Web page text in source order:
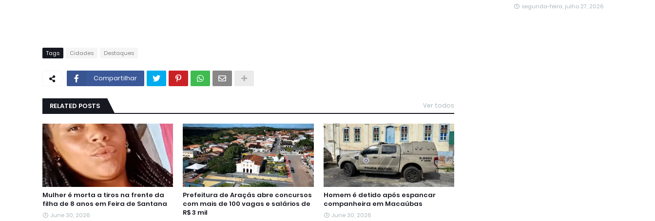
Tags Cidades Destaques
Compartilhar
RELATED POSTS Ver todos
Mulher é morta a tiros na frente da
filha de 8 anos em Feira de Santana
June 30, 2026
Prefeitura de Araçás abre concursos
com mais de 100 vagas e salários de
R$ 3 mil
Homem é detido após espancar
companheira em Macaúbas
June 30, 2026
segunda-feira, julho 27, 2026